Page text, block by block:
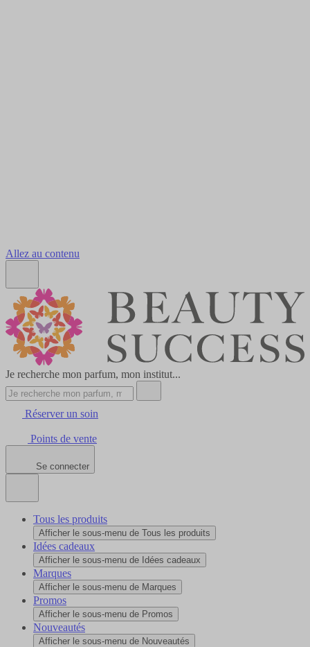
Allez au contenu
Je recherche mon parfum, mon institut...
Réserver un soin
Points de vente
Se connecter
Tous les produits
Afficher le sous-menu de Tous les produits
Idées cadeaux
Afficher le sous-menu de Idées cadeaux
Marques
Afficher le sous-menu de Marques
Promos
Afficher le sous-menu de Promos
Nouveautés
Afficher le sous-menu de Nouveautés